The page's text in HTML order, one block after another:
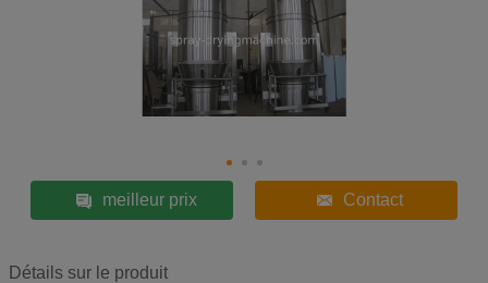
meilleur prix Contact
Détails sur le produit